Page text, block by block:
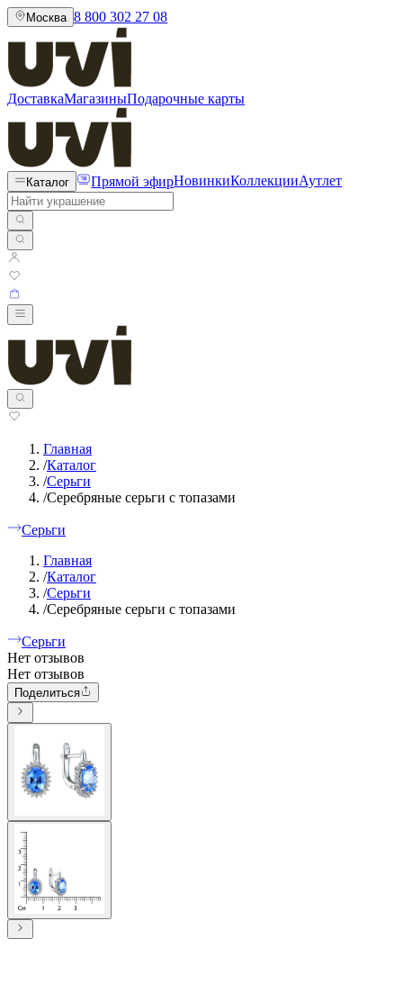
Москва 8 800 302 27 08
ДоставкаМагазиныПодарочные карты
Каталог Прямой эфирНовинкиКоллекцииАутлет
Главная
/Каталог
/Серьги
/Серебряные серьги с топазами
Серьги
Главная
/Каталог
/Серьги
/Серебряные серьги с топазами
Серьги
Нет отзывов
Нет отзывов
Поделиться